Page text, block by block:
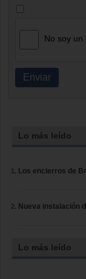
No soy un
Enviar
Lo más leído
Los encierros de
Nueva instalación
Lo más leído